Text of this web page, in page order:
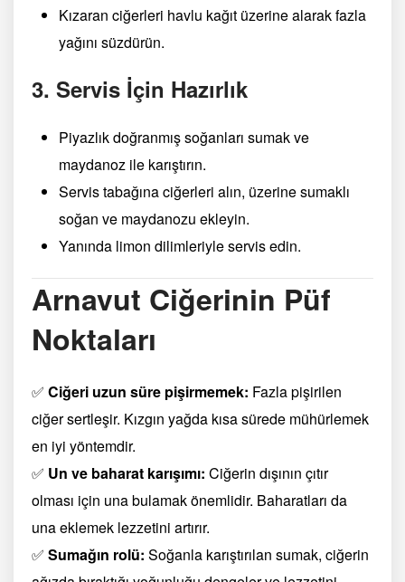
Kızaran ciğerleri havlu kağıt üzerine alarak fazla
yağını süzdürün.
3. Servis İçin Hazırlık
Piyazlık doğranmış soğanları sumak ve
maydanoz ile karıştırın.
Servis tabağına ciğerleri alın, üzerine sumaklı
soğan ve maydanozu ekleyin.
Yanında limon dilimleriyle servis edin.
Arnavut Ciğerinin Püf
Noktaları
✅ Ciğeri uzun süre pişirmemek: Fazla pişirilen
ciğer sertleşir. Kızgın yağda kısa sürede mühürlemek
en iyi yöntemdir.
✅ Un ve baharat karışımı: Ciğerin dışının çıtır
olması için una bulamak önemlidir. Baharatları da
una eklemek lezzetini artırır.
✅ Sumağın rolü: Soğanla karıştırılan sumak, ciğerin